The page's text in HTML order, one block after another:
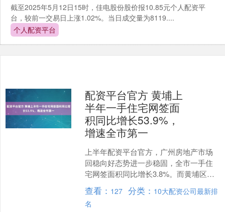
截至2025年5月12日15时，佳电股份股价报10.85元个人配资平
台，较前一交易日上涨1.02%。当日成交量为8119....
个人配资平台
配资平台官方 黄埔上
半年一手住宅网签面
积同比增长53.9%，
增速全市第一
上半年配资平台官方，广州房地产市场
回稳向好态势进一步稳固，全市一手住
宅网签面积同比增长3.8%。而黄埔区交
出的答卷是53.9%，足足超出全市平均水
平50.1个百....
查看： 127 分类： 10大配资公司最新排
名